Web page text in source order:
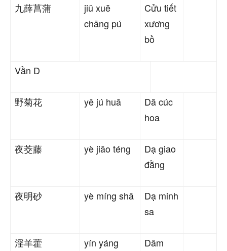
九薛菖蒲
jiǔ xuē
chāng pú
Cửu tiết
xương
bồ
Vần D
野菊花 yě jú huā
Dã cúc
hoa
夜茭藤 yè jiāo téng
Dạ giao
đằng
夜明砂 yè míng shā
Dạ minh
sa
淫羊藿
yín yáng
Dâm